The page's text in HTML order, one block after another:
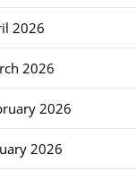
2026
2026
2026
2026